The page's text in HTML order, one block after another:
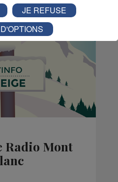
Radio Mont
JE REFUSE